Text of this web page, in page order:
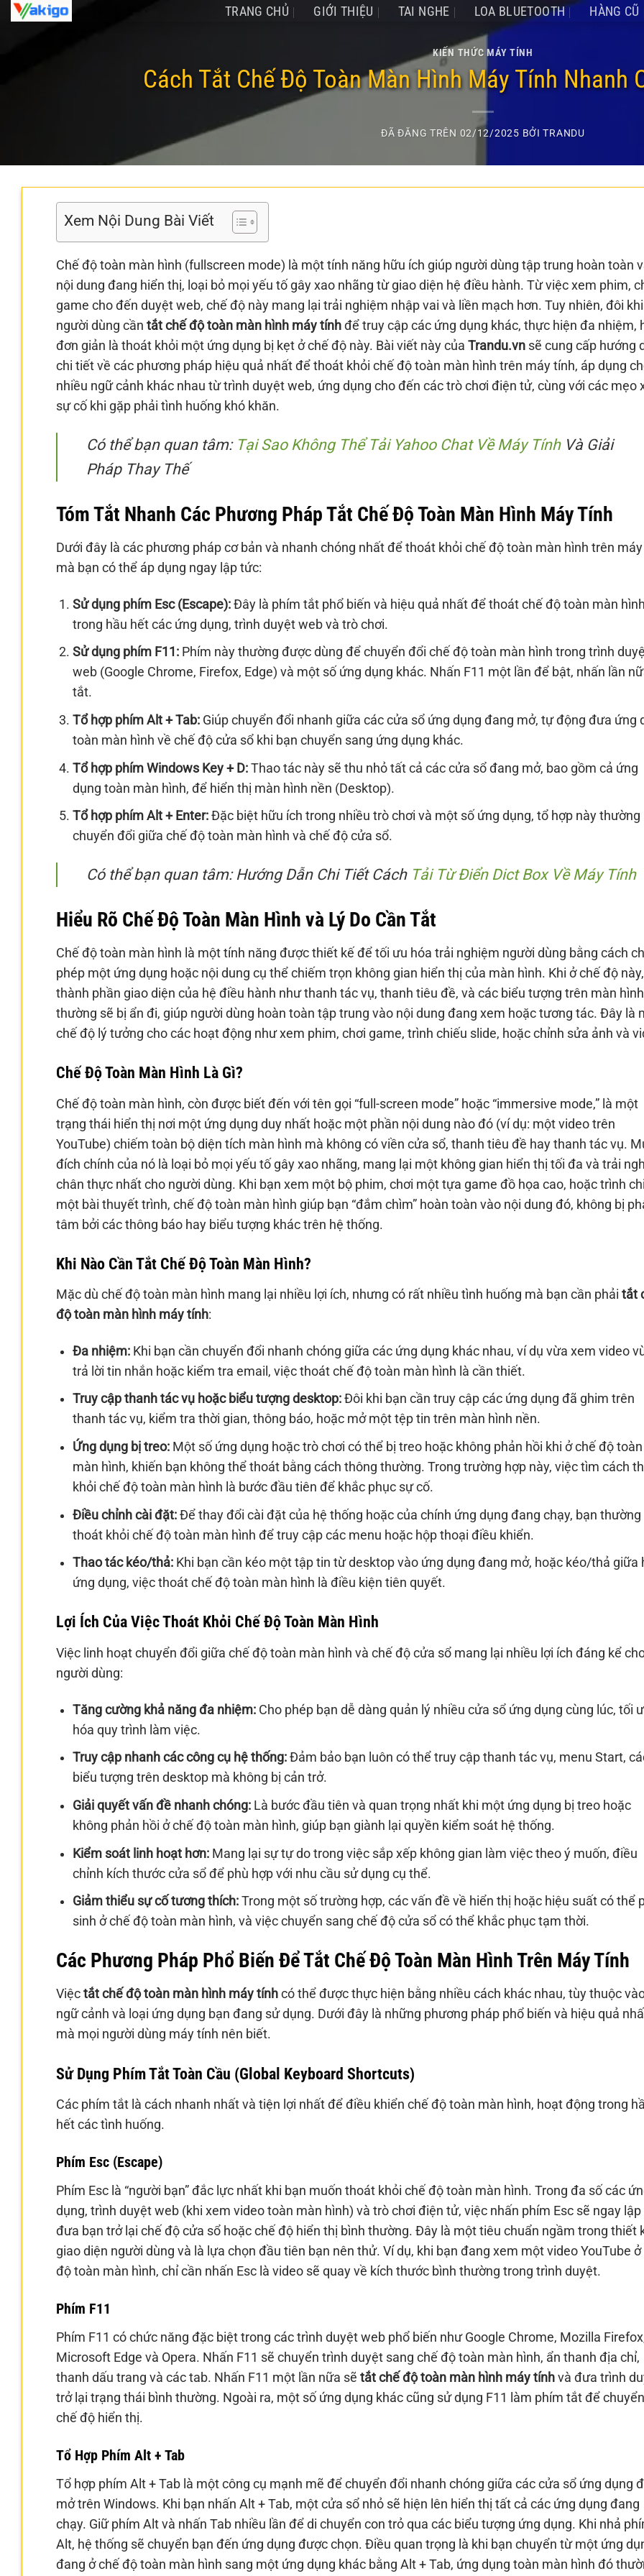
Chuyển
TRANG CHỦ GIỚI THIỆU TAI NGHE LOA BLUETOOTH HÀNG CŨ
KIẾN THỨC MÁY TÍNH
Cách Tắt Chế Độ Toàn Màn Hình Máy Tính Nhanh
ĐÃ ĐĂNG TRÊN 02/12/2025 BỞITRANDU
Xem Nội Dung Bài Viết
Chế độ toàn màn hình (fullscreen mode) là một tính năng hữu ích giúp người dùng tập trung hoàn toàn
nội dung đang hiển thị, loại bỏ mọi yếu tố gây xao nhãng từ giao diện hệ điều hành. Từ việc xem phim,
game cho đến duyệt web, chế độ này mang lại trải nghiệm nhập vai và liền mạch hơn. Tuy nhiên, đôi khi
người dùng cần tắt chế độ toàn màn hình máy tínhđể truy cập các ứng dụng khác, thực hiện đa nhiệm,
đơn giản là thoát khỏi một ứng dụng bị kẹt ở chế độ này. Bài viết này của Trandu.vnsẽ cung cấp hướng
chi tiết về các phương pháp hiệu quả nhất để thoát khỏi chế độ toàn màn hình trên máy tính, áp dụng
nhiều ngữ cảnh khác nhau từ trình duyệt web, ứng dụng cho đến các trò chơi điện tử, cùng với các mẹo
sự cố khi gặp phải tình huống khó khăn.
Có thể bạn quan tâm: Tại Sao Không Thể Tải Yahoo Chat Về Máy TínhVà Giải
Pháp Thay Thế
Tóm Tắt Nhanh Các Phương Pháp Tắt Chế Độ Toàn Màn Hình Máy Tính
Dưới đây là các phương pháp cơ bản và nhanh chóng nhất để thoát khỏi chế độ toàn màn hình trên
mà bạn có thể áp dụng ngay lập tức:
Sử dụng phím Esc (Escape):Đây là phím tắt phổ biến và hiệu quả nhất để thoát chế độ toàn màn hình
trong hầu hết các ứng dụng, trình duyệt web và trò chơi.
Sử dụng phím F11:Phím này thường được dùng để chuyển đổi chế độ toàn màn hình trong trình
web (Google Chrome, Firefox, Edge) và một số ứng dụng khác. Nhấn F11 một lần để bật, nhấn lần
tắt.
Tổ hợp phím Alt + Tab:Giúp chuyển đổi nhanh giữa các cửa sổ ứng dụng đang mở, tự động đưa ứng
toàn màn hình về chế độ cửa sổ khi bạn chuyển sang ứng dụng khác.
Tổ hợp phím Windows Key + D:Thao tác này sẽ thu nhỏ tất cả các cửa sổ đang mở, bao gồm cả ứng
dụng toàn màn hình, để hiển thị màn hình nền (Desktop).
Tổ hợp phím Alt + Enter:Đặc biệt hữu ích trong nhiều trò chơi và một số ứng dụng, tổ hợp này thường
chuyển đổi giữa chế độ toàn màn hình và chế độ cửa sổ.
Có thể bạn quan tâm: Hướng Dẫn Chi Tiết Cách Tải Từ Điển Dict Box Về Máy Tính
Hiểu Rõ Chế Độ Toàn Màn Hình và Lý Do Cần Tắt
Chế độ toàn màn hình là một tính năng được thiết kế để tối ưu hóa trải nghiệm người dùng bằng cách
phép một ứng dụng hoặc nội dung cụ thể chiếm trọn không gian hiển thị của màn hình. Khi ở chế độ
thành phần giao diện của hệ điều hành như thanh tác vụ, thanh tiêu đề, và các biểu tượng trên màn
thường sẽ bị ẩn đi, giúp người dùng hoàn toàn tập trung vào nội dung đang xem hoặc tương tác. Đây là
chế độ lý tưởng cho các hoạt động như xem phim, chơi game, trình chiếu slide, hoặc chỉnh sửa ảnh và
Chế Độ Toàn Màn Hình Là Gì?
Chế độ toàn màn hình, còn được biết đến với tên gọi “full-screen mode” hoặc “immersive mode,” là một
trạng thái hiển thị nơi một ứng dụng duy nhất hoặc một phần nội dung nào đó (ví dụ: một video trên
YouTube) chiếm toàn bộ diện tích màn hình mà không có viền cửa sổ, thanh tiêu đề hay thanh tác vụ.
đích chính của nó là loại bỏ mọi yếu tố gây xao nhãng, mang lại một không gian hiển thị tối đa và trải
chân thực nhất cho người dùng. Khi bạn xem một bộ phim, chơi một tựa game đồ họa cao, hoặc trình
một bài thuyết trình, chế độ toàn màn hình giúp bạn “đắm chìm” hoàn toàn vào nội dung đó, không bị
tâm bởi các thông báo hay biểu tượng khác trên hệ thống.
Khi Nào Cần Tắt Chế Độ Toàn Màn Hình?
Mặc dù chế độ toàn màn hình mang lại nhiều lợi ích, nhưng có rất nhiều tình huống mà bạn cần phải tắt
độ toàn màn hình máy tính:
Đa nhiệm:Khi bạn cần chuyển đổi nhanh chóng giữa các ứng dụng khác nhau, ví dụ vừa xem video
trả lời tin nhắn hoặc kiểm tra email, việc thoát chế độ toàn màn hình là cần thiết.
Truy cập thanh tác vụ hoặc biểu tượng desktop:Đôi khi bạn cần truy cập các ứng dụng đã ghim trên
thanh tác vụ, kiểm tra thời gian, thông báo, hoặc mở một tệp tin trên màn hình nền.
Ứng dụng bị treo:Một số ứng dụng hoặc trò chơi có thể bị treo hoặc không phản hồi khi ở chế độ toàn
màn hình, khiến bạn không thể thoát bằng cách thông thường. Trong trường hợp này, việc tìm cách
khỏi chế độ toàn màn hình là bước đầu tiên để khắc phục sự cố.
Điều chỉnh cài đặt:Để thay đổi cài đặt của hệ thống hoặc của chính ứng dụng đang chạy, bạn thường
thoát khỏi chế độ toàn màn hình để truy cập các menu hoặc hộp thoại điều khiển.
Thao tác kéo/thả:Khi bạn cần kéo một tập tin từ desktop vào ứng dụng đang mở, hoặc kéo/thả giữa
ứng dụng, việc thoát chế độ toàn màn hình là điều kiện tiên quyết.
Lợi Ích Của Việc Thoát Khỏi Chế Độ Toàn Màn Hình
Việc linh hoạt chuyển đổi giữa chế độ toàn màn hình và chế độ cửa sổ mang lại nhiều lợi ích đáng kể
người dùng:
Tăng cường khả năng đa nhiệm:Cho phép bạn dễ dàng quản lý nhiều cửa sổ ứng dụng cùng lúc, tối
hóa quy trình làm việc.
Truy cập nhanh các công cụ hệ thống:Đảm bảo bạn luôn có thể truy cập thanh tác vụ, menu Start,
biểu tượng trên desktop mà không bị cản trở.
Giải quyết vấn đề nhanh chóng:Là bước đầu tiên và quan trọng nhất khi một ứng dụng bị treo hoặc
không phản hồi ở chế độ toàn màn hình, giúp bạn giành lại quyền kiểm soát hệ thống.
Kiểm soát linh hoạt hơn:Mang lại sự tự do trong việc sắp xếp không gian làm việc theo ý muốn, điều
chỉnh kích thước cửa sổ để phù hợp với nhu cầu sử dụng cụ thể.
Giảm thiểu sự cố tương thích:Trong một số trường hợp, các vấn đề về hiển thị hoặc hiệu suất có thể
sinh ở chế độ toàn màn hình, và việc chuyển sang chế độ cửa sổ có thể khắc phục tạm thời.
Các Phương Pháp Phổ Biến Để Tắt Chế Độ Toàn Màn Hình Trên Máy Tính
Việc tắt chế độ toàn màn hình máy tínhcó thể được thực hiện bằng nhiều cách khác nhau, tùy thuộc
ngữ cảnh và loại ứng dụng bạn đang sử dụng. Dưới đây là những phương pháp phổ biến và hiệu quả
mà mọi người dùng máy tính nên biết.
Sử Dụng Phím Tắt Toàn Cầu (Global Keyboard Shortcuts)
Các phím tắt là cách nhanh nhất và tiện lợi nhất để điều khiển chế độ toàn màn hình, hoạt động trong
hết các tình huống.
Phím Esc (Escape)
Phím Esc là “người bạn” đắc lực nhất khi bạn muốn thoát khỏi chế độ toàn màn hình. Trong đa số các
dụng, trình duyệt web (khi xem video toàn màn hình) và trò chơi điện tử, việc nhấn phím Esc sẽ ngay
đưa bạn trở lại chế độ cửa sổ hoặc chế độ hiển thị bình thường. Đây là một tiêu chuẩn ngầm trong thiết
giao diện người dùng và là lựa chọn đầu tiên bạn nên thử. Ví dụ, khi bạn đang xem một video YouTube ở
độ toàn màn hình, chỉ cần nhấn Esc là video sẽ quay về kích thước bình thường trong trình duyệt.
Phím F11
Phím F11 có chức năng đặc biệt trong các trình duyệt web phổ biến như Google Chrome, Mozilla
Microsoft Edge và Opera. Nhấn F11 sẽ chuyển trình duyệt sang chế độ toàn màn hình, ẩn thanh địa chỉ,
thanh dấu trang và các tab. Nhấn F11 một lần nữa sẽ tắt chế độ toàn màn hình máy tínhvà đưa trình
trở lại trạng thái bình thường. Ngoài ra, một số ứng dụng khác cũng sử dụng F11 làm phím tắt để
chế độ hiển thị.
Tổ Hợp Phím Alt + Tab
Tổ hợp phím Alt + Tab là một công cụ mạnh mẽ để chuyển đổi nhanh chóng giữa các cửa sổ ứng dụng
mở trên Windows. Khi bạn nhấn Alt + Tab, một cửa sổ nhỏ sẽ hiện lên hiển thị tất cả các ứng dụng đang
chạy. Giữ phím Alt và nhấn Tab nhiều lần để di chuyển con trỏ qua các biểu tượng ứng dụng. Khi nhả
Alt, hệ thống sẽ chuyển bạn đến ứng dụng được chọn. Điều quan trọng là khi bạn chuyển từ một ứng
đang ở chế độ toàn màn hình sang một ứng dụng khác bằng Alt + Tab, ứng dụng toàn màn hình đó